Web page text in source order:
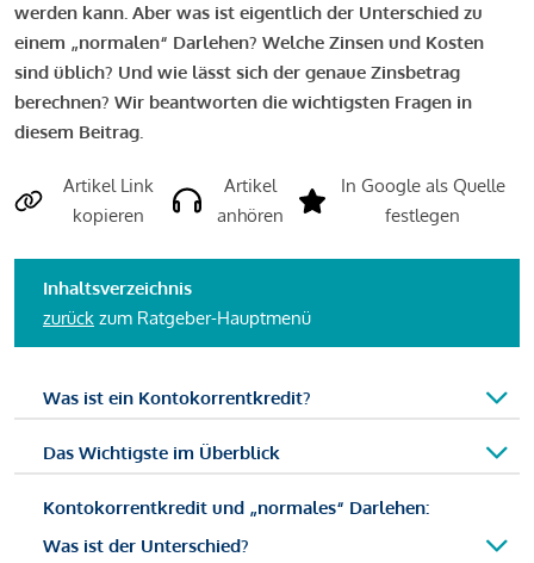
werden kann. Aber was ist eigentlich der Unterschied zu
einem „normalen“ Darlehen? Welche Zinsen und Kosten
sind üblich? Und wie lässt sich der genaue Zinsbetrag
berechnen? Wir beantworten die wichtigsten Fragen in
diesem Beitrag.
Artikel Link
kopieren
Artikel
anhören
In Google als Quelle
festlegen
Inhaltsverzeichnis
zurück zum Ratgeber-Hauptmenü
Was ist ein Kontokorrentkredit?
Das Wichtigste im Überblick
Kontokorrentkredit und „normales“ Darlehen:
Was ist der Unterschied?